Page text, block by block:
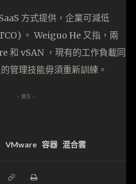
方式提供，企業可減低
。 Weiguo He 又指，兩
和 vSAN ，現有的工作負載同
管理技能毋須重新訓練。
- 廣告 -
VMware 容器 混合雲